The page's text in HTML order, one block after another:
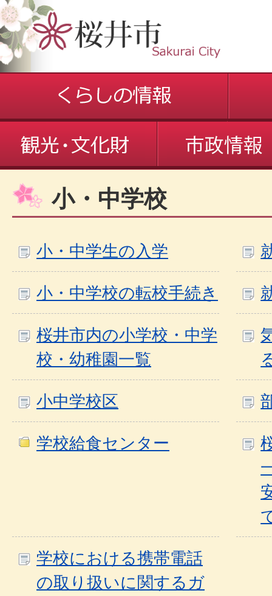
小・中学校
小・中学生の入学
小・中学校の転校手続き
桜井市内の小学校・中学
校・幼稚園一覧
小中学校区
学校給食センター
学校における携帯電話
の取り扱いに関するガ